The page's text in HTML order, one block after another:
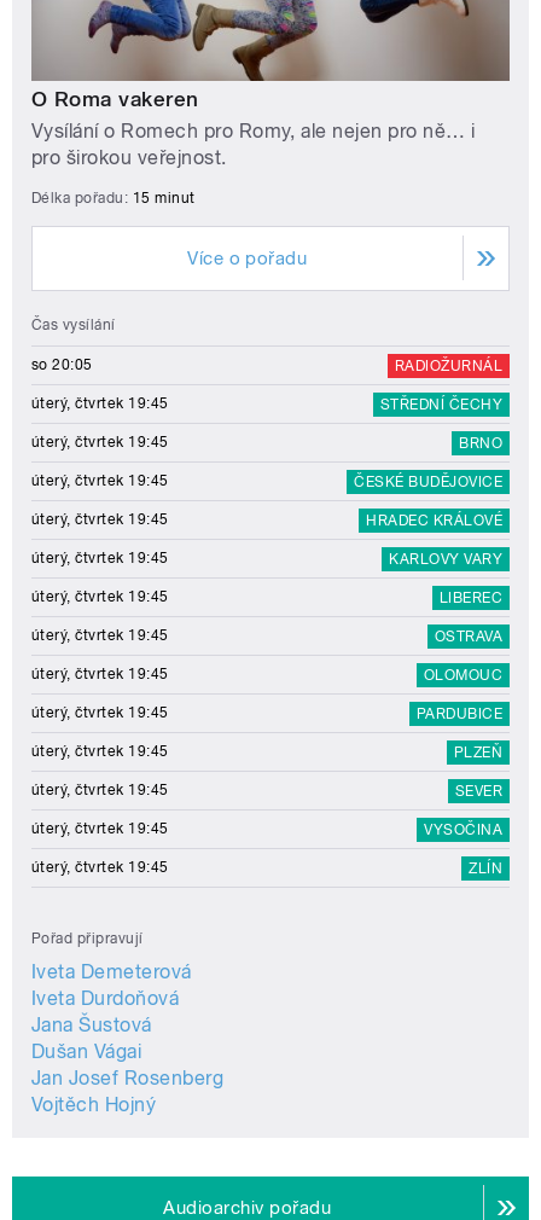
O Roma vakeren
Vysílání o Romech pro Romy, ale nejen pro ně… i
pro širokou veřejnost.
Délka pořadu: 15 minut
Více o pořadu
Čas vysílání
so 20:05 RADIOŽURNÁL
úterý, čtvrtek 19:45 STŘEDNÍ ČECHY
úterý, čtvrtek 19:45 BRNO
úterý, čtvrtek 19:45 ČESKÉ BUDĚJOVICE
úterý, čtvrtek 19:45 HRADEC KRÁLOVÉ
úterý, čtvrtek 19:45 KARLOVY VARY
úterý, čtvrtek 19:45 LIBEREC
úterý, čtvrtek 19:45 OSTRAVA
úterý, čtvrtek 19:45 OLOMOUC
úterý, čtvrtek 19:45 PARDUBICE
úterý, čtvrtek 19:45 PLZEŇ
úterý, čtvrtek 19:45 SEVER
úterý, čtvrtek 19:45 VYSOČINA
úterý, čtvrtek 19:45 ZLÍN
Pořad připravují
Iveta Demeterová
Iveta Durdoňová
Jana Šustová
Dušan Vágai
Jan Josef Rosenberg
Vojtěch Hojný
Audioarchiv pořadu